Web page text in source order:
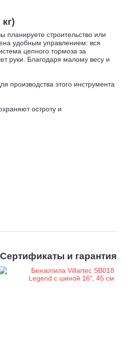
строительство или
удобным управлением: вся
цепного тормоза за
руки. Благодаря малому весу и
этого инструмента
остроту и
Сертификаты и гарантия